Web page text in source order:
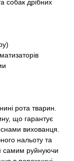
собак дрібних
рота тварин.
що гарантує
вихованця.
нальоту та
самим руйнуючи